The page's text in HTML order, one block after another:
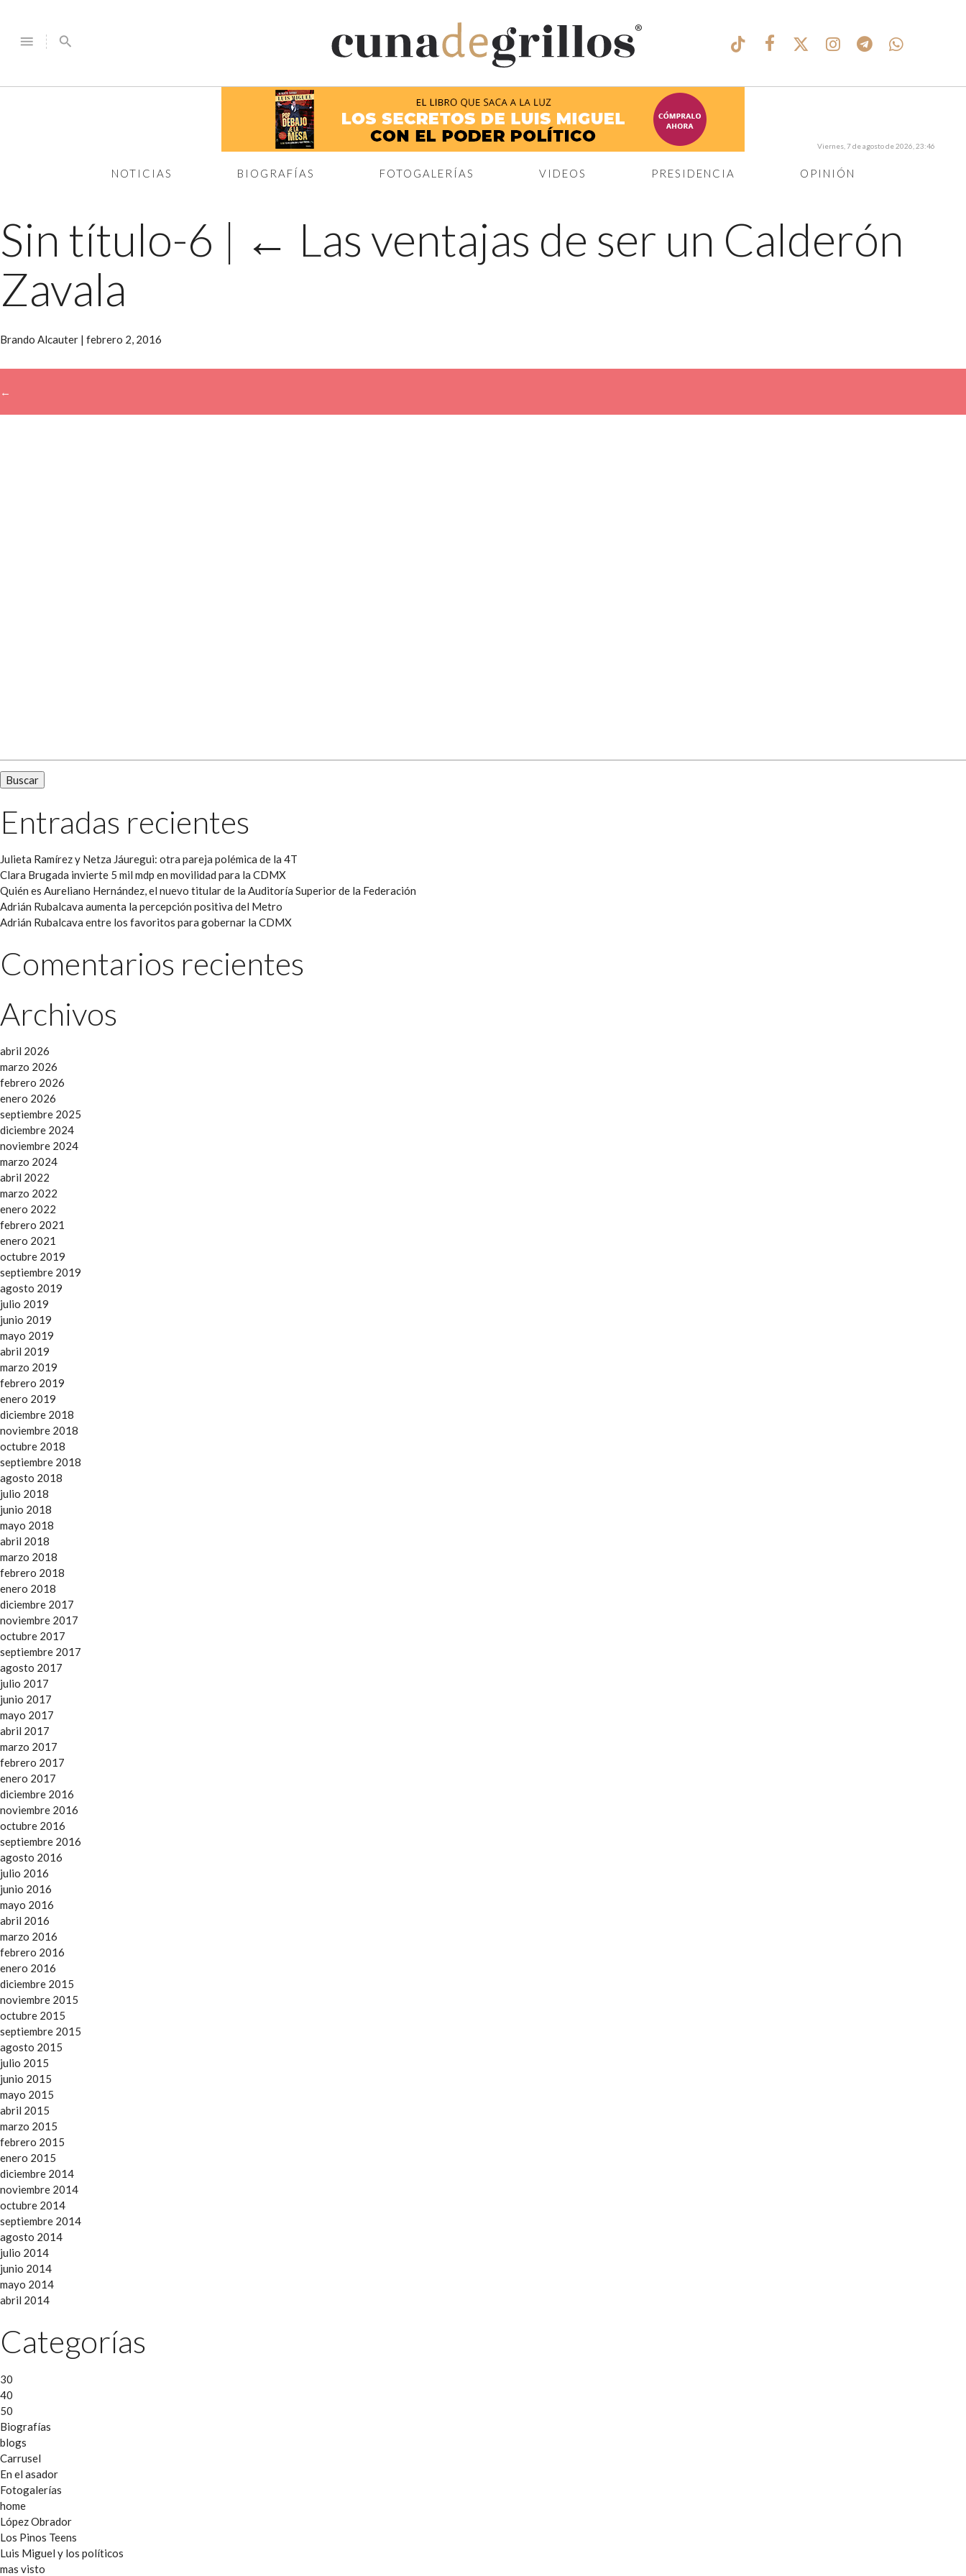
menu search
®
NOTICIAS BIOGRAFÍAS FOTOGALERÍAS VIDEOS PRESIDENCIA OPINIÓN
Viernes, 7 de agosto de 2026, 23:46
Sin título-6 | ← Las ventajas de ser un Calderón
Zavala
Brando Alcauter | febrero 2, 2016
←
Entradas recientes
Julieta Ramírez y Netza Jáuregui: otra pareja polémica de la 4T
Clara Brugada invierte 5 mil mdp en movilidad para la CDMX
Quién es Aureliano Hernández, el nuevo titular de la Auditoría Superior de la Federación
Adrián Rubalcava aumenta la percepción positiva del Metro
Adrián Rubalcava entre los favoritos para gobernar la CDMX
Comentarios recientes
Archivos
abril 2026
marzo 2026
febrero 2026
enero 2026
septiembre 2025
diciembre 2024
noviembre 2024
marzo 2024
abril 2022
marzo 2022
enero 2022
febrero 2021
enero 2021
octubre 2019
septiembre 2019
agosto 2019
julio 2019
junio 2019
mayo 2019
abril 2019
marzo 2019
febrero 2019
enero 2019
diciembre 2018
noviembre 2018
octubre 2018
septiembre 2018
agosto 2018
julio 2018
junio 2018
mayo 2018
abril 2018
marzo 2018
febrero 2018
enero 2018
diciembre 2017
noviembre 2017
octubre 2017
septiembre 2017
agosto 2017
julio 2017
junio 2017
mayo 2017
abril 2017
marzo 2017
febrero 2017
enero 2017
diciembre 2016
noviembre 2016
octubre 2016
septiembre 2016
agosto 2016
julio 2016
junio 2016
mayo 2016
abril 2016
marzo 2016
febrero 2016
enero 2016
diciembre 2015
noviembre 2015
octubre 2015
septiembre 2015
agosto 2015
julio 2015
junio 2015
mayo 2015
abril 2015
marzo 2015
febrero 2015
enero 2015
diciembre 2014
noviembre 2014
octubre 2014
septiembre 2014
agosto 2014
julio 2014
junio 2014
mayo 2014
abril 2014
Categorías
30
40
50
Biografías
blogs
Carrusel
En el asador
Fotogalerías
home
López Obrador
Los Pinos Teens
Luis Miguel y los políticos
mas visto